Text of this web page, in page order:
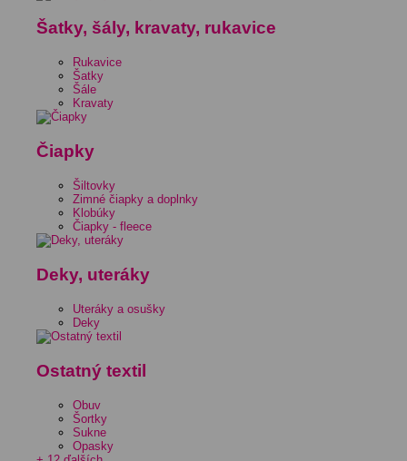
Šatky, šály, kravaty, rukavice
Rukavice
Šatky
Šále
Kravaty
Čiapky
Šiltovky
Zimné čiapky a doplnky
Klobúky
Čiapky - fleece
Deky, uteráky
Uteráky a osušky
Deky
Ostatný textil
Obuv
Šortky
Sukne
Opasky